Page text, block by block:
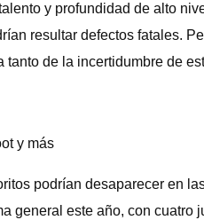
y profundidad de alto
resultar defectos fatales.
de la incertidumbre de
y más
podrían desaparecer en
general este año, con